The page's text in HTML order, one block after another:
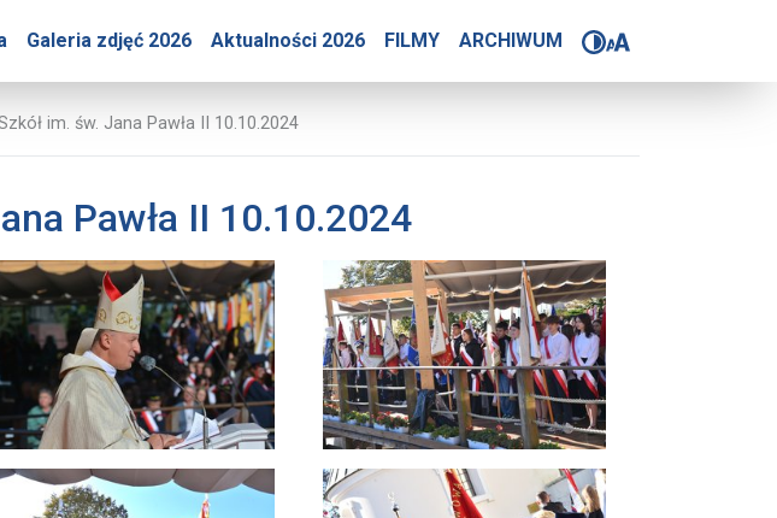
Galeria zdjęć 2026 Aktualności 2026 FILMY ARCHIWUM
Szkół im. św. Jana Pawła II
im. św. Jana Pawła II 10.10.2024
Pawła II 10.10.2024